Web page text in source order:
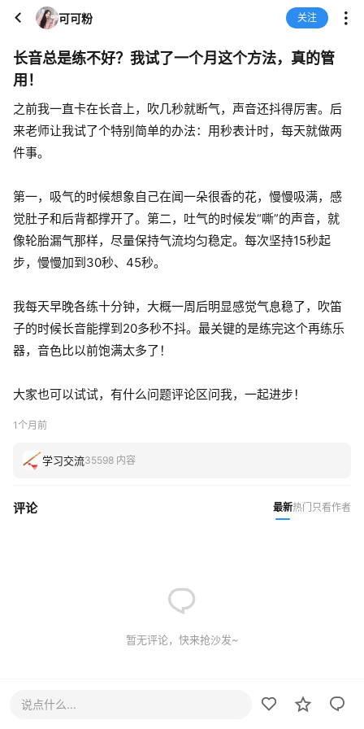
可可粉 关注
长音总是练不好？我试了一个月这个方法，真的管
用！
之前我一直卡在长音上，吹几秒就断气，声音还抖得厉害。后
来老师让我试了个特别简单的办法：用秒表计时，每天就做两
件事。
第一，吸气的时候想象自己在闻一朵很香的花，慢慢吸满，感
觉肚子和后背都撑开了。第二，吐气的时候发“嘶”的声音，就
像轮胎漏气那样，尽量保持气流均匀稳定。每次坚持15秒起
步，慢慢加到30秒、45秒。
我每天早晚各练十分钟，大概一周后明显感觉气息稳了，吹笛
子的时候长音能撑到20多秒不抖。最关键的是练完这个再练乐
器，音色比以前饱满太多了！
大家也可以试试，有什么问题评论区问我，一起进步！
1个月前
学习交流35598 内容
评论 最新热门 只看作者
暂无评论，快来抢沙发~
说点什么...